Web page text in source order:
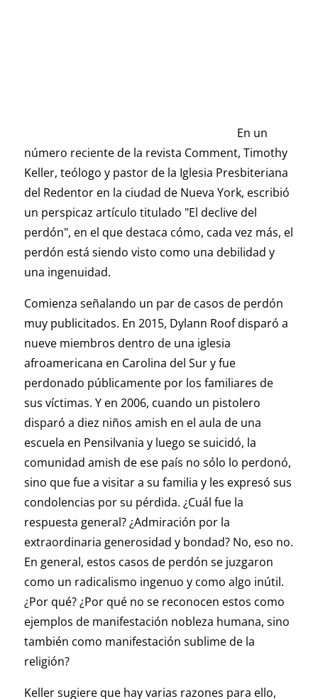
En un
número reciente de la revista Comment, Timothy
Keller, teólogo y pastor de la Iglesia Presbiteriana
del Redentor en la ciudad de Nueva York, escribió
un perspicaz artículo titulado "El declive del
perdón", en el que destaca cómo, cada vez más, el
perdón está siendo visto como una debilidad y
una ingenuidad.
Comienza señalando un par de casos de perdón
muy publicitados. En 2015, Dylann Roof disparó a
nueve miembros dentro de una iglesia
afroamericana en Carolina del Sur y fue
perdonado públicamente por los familiares de
sus víctimas. Y en 2006, cuando un pistolero
disparó a diez niños amish en el aula de una
escuela en Pensilvania y luego se suicidó, la
comunidad amish de ese país no sólo lo perdonó,
sino que fue a visitar a su familia y les expresó sus
condolencias por su pérdida. ¿Cuál fue la
respuesta general? ¿Admiración por la
extraordinaria generosidad y bondad? No, eso no.
En general, estos casos de perdón se juzgaron
como un radicalismo ingenuo y como algo inútil.
¿Por qué? ¿Por qué no se reconocen estos como
ejemplos de manifestación nobleza humana, sino
también como manifestación sublime de la
religión?
Keller sugiere que hay varias razones para ello,